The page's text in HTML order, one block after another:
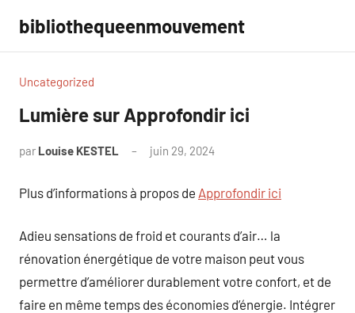
contenu
bibliothequeenmouvement
Uncategorized
Lumière sur Approfondir ici
par Louise KESTEL juin 29, 2024
Plus d’informations à propos de Approfondir ici
Adieu sensations de froid et courants d’air… la
rénovation énergétique de votre maison peut vous
permettre d’améliorer durablement votre confort, et de
faire en même temps des économies d’énergie. Intégrer